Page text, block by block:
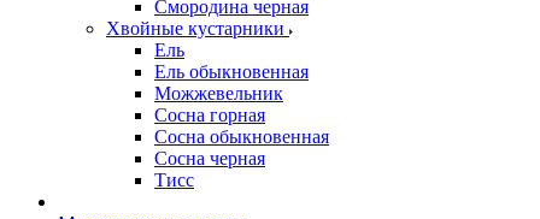
Смородина черная
Хвойные кустарники
Ель
Ель обыкновенная
Можжевельник
Сосна горная
Сосна обыкновенная
Сосна черная
Тисс